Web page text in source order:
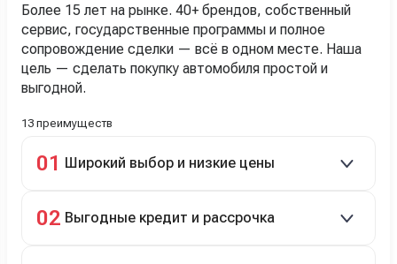
Более 15 лет на рынке. 40+ брендов, собственный
сервис, государственные программы и полное
сопровождение сделки — всё в одном месте. Наша
цель — сделать покупку автомобиля простой и
выгодной.
13 преимуществ
01 Широкий выбор и низкие цены
подержанные авто.
02 Выгодные кредит и рассрочка